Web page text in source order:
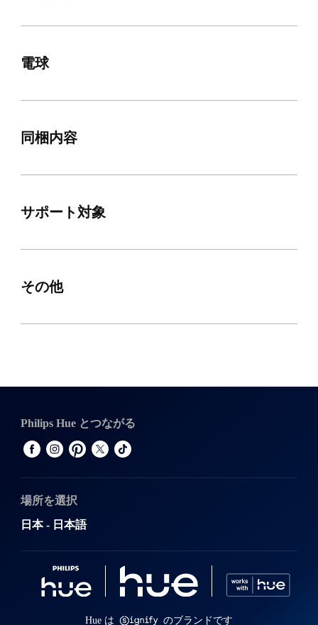
電球
同梱内容
サポート対象
その他
Philips Hue とつながる
場所を選択
日本 - 日本語
Hue は のブランドです